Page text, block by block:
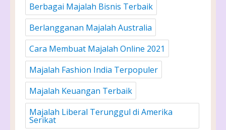
Berbagai Majalah Bisnis Terbaik
Berlangganan Majalah Australia
Cara Membuat Majalah Online 2021
Majalah Fashion India Terpopuler
Majalah Keuangan Terbaik
Majalah Liberal Terunggul di Amerika
Serikat